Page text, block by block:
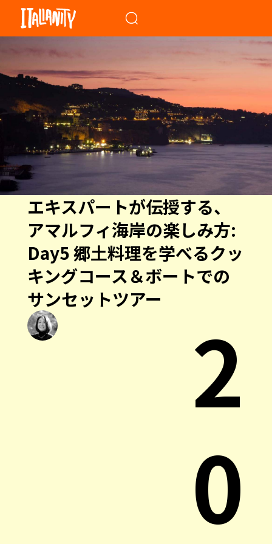
エキスパートが伝授する、
アマルフィ海岸の楽しみ方:
Day5 郷土料理を学べるクッ
キングコース＆ボートでの
サンセットツアー
2
0